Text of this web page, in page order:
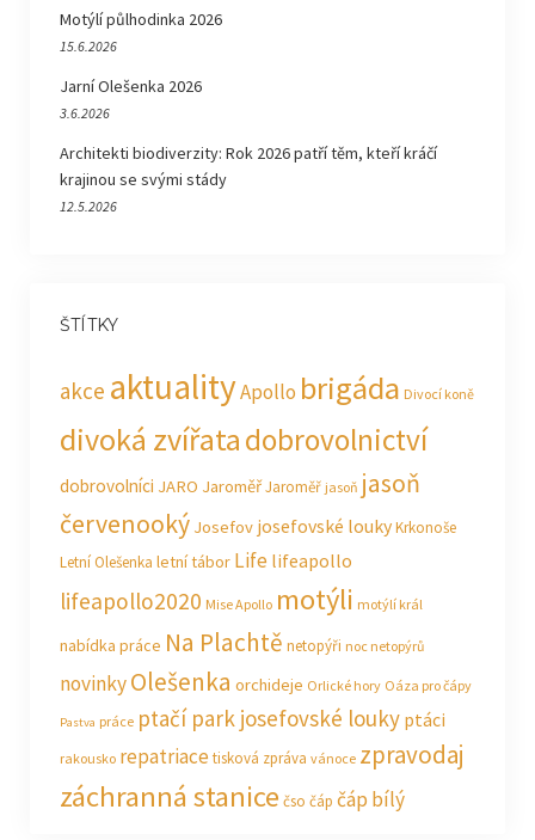
Motýlí půlhodinka 2026
15.6.2026
Jarní Olešenka 2026
3.6.2026
Architekti biodiverzity: Rok 2026 patří těm, kteří kráčí
krajinou se svými stády
12.5.2026
ŠTÍTKY
akce aktualityApollo brigáda Divocí koně
divoká zvířatadobrovolnictví
dobrovolníci JARO JaroměřJaroměř jasoň jasoň
červenooký Josefov josefovské loukyKrkonoše
Letní Olešenka letní tábor Life lifeapollo
lifeapollo2020 Mise Apollo motýli motýlí král
nabídka práce Na Plachtě netopýři noc netopýrů
novinkyOlešenka orchideje Orlické hory Oáza pro čápy
Pastva práce ptačí park josefovské louky ptáci
rakousko repatriacetisková zpráva vánoce zpravodaj
záchranná stanice čso čáp čáp bílý